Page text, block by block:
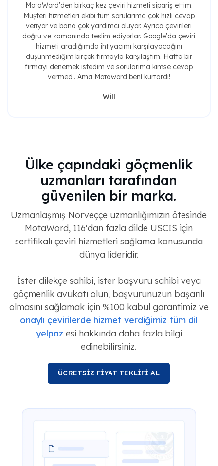
MotaWord'den birkaç kez çeviri hizmeti sipariş ettim.
Müşteri hizmetleri ekibi tüm sorularıma çok hızlı cevap
veriyor ve bana çok yardımcı oluyor. Ayrıca çevirileri
doğru ve zamanında teslim ediyorlar. Google'da çeviri
hizmeti aradığımda ihtiyacımı karşılayacağını
düşünmediğim birçok firmayla karşılaştım. Hatta bir
firmayı denemek istedim ve sorularıma kimse cevap
vermedi. Ama Motaword beni kurtardı!
Will
Ülke çapındaki göçmenlik
uzmanları tarafından
güvenilen bir marka.
Uzmanlaşmış Norveççe uzmanlığımızın ötesinde
MotaWord, 116'dan fazla dilde USCIS için
sertifikalı çeviri hizmetleri sağlama konusunda
dünya lideridir.
İster dilekçe sahibi, ister başvuru sahibi veya
göçmenlik avukatı olun, başvurunuzun başarılı
olmasını sağlamak için %100 kabul garantimiz ve
onaylı çevirilerde hizmet verdiğimiz tüm dil
yelpaz esi hakkında daha fazla bilgi
edinebilirsiniz.
ÜCRETSİZ FİYAT TEKLİFİ AL